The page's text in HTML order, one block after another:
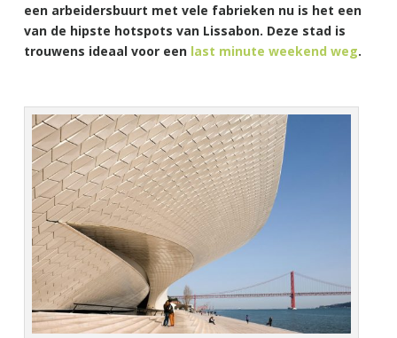
een arbeidersbuurt met vele fabrieken nu is het een
van de hipste hotspots van Lissabon. Deze stad is
trouwens ideaal voor een last minute weekend weg.